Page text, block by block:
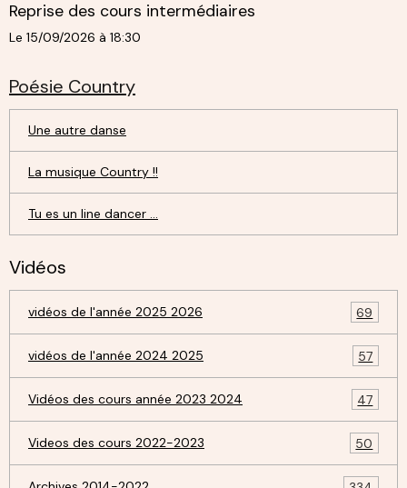
Reprise des cours intermédiaires
Le 15/09/2026 à 18:30
Poésie Country
Une autre danse
La musique Country !!
Tu es un line dancer ...
Vidéos
vidéos de l'année 2025 2026 69
vidéos de l'année 2024 2025 57
Vidéos des cours année 2023 2024 47
Videos des cours 2022-2023 50